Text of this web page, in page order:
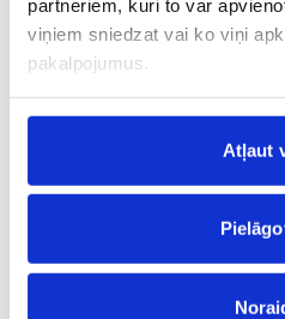
partneriem, kuri to var
viņiem sniedzat vai ko viņi
pakalpojumus.
Atļaut
Tiešie lidojumi no